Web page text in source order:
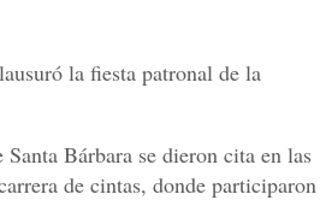
la fiesta patronal de la
Bárbara se dieron cita en las
de cintas, donde participaron